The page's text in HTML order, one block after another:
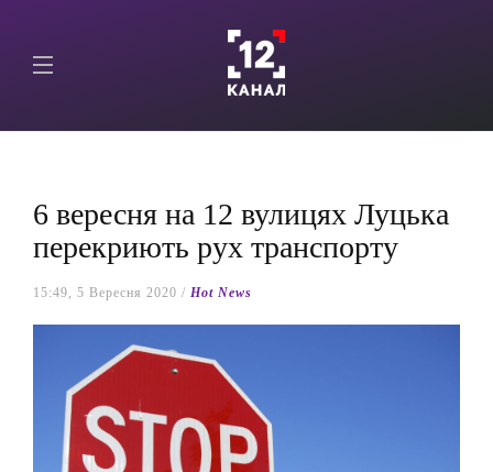
6 вересня на 12 вулицях Луцька
перекриють рух транспорту
15:49, 5 Вересня 2020 / Hot News